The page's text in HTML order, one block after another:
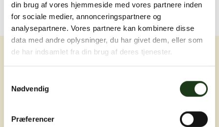
din brug af vores hjemmeside med vores partnere inden
for sociale medier, annonceringspartnere og
analysepartnere. Vores partnere kan kombinere disse
data med andre oplysninger, du har givet dem, eller som
de har indsamlet fra din brug af deres tjenester.
Nødvendig
Præferencer
Erfaring, nærvær og omsorg ved livets